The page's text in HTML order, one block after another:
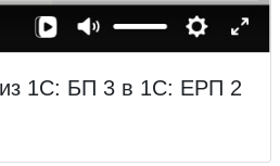
1С: БП 3 в 1С: ЕРП 2